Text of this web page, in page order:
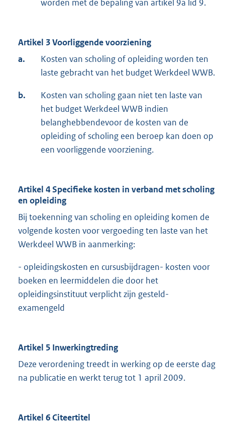
worden met de bepaling van artikel 9a lid 9.
Artikel 3 Voorliggende voorziening
a.
Kosten van scholing of opleiding worden ten
laste gebracht van het budget Werkdeel WWB.
b.
Kosten van scholing gaan niet ten laste van
het budget Werkdeel WWB indien
belanghebbendevoor de kosten van de
opleiding of scholing een beroep kan doen op
een voorliggende voorziening.
Artikel 4 Specifieke kosten in verband met scholing
en opleiding
Bij toekenning van scholing en opleiding komen de
volgende kosten voor vergoeding ten laste van het
Werkdeel WWB in aanmerking:
- opleidingskosten en cursusbijdragen- kosten voor
boeken en leermiddelen die door het
opleidingsinstituut verplicht zijn gesteld-
examengeld
Artikel 5 Inwerkingtreding
Deze verordening treedt in werking op de eerste dag
na publicatie en werkt terug tot 1 april 2009.
Artikel 6 Citeertitel